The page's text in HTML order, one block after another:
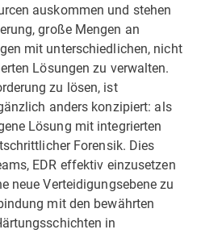
auskommen und stehen
große Mengen an
mit unterschiedlichen, nicht
Lösungen zu verwalten.
zu lösen, ist
anders konzipiert: als
Lösung mit integrierten
Forensik. Dies
EDR effektiv einzusetzen
neue Verteidigungsebene zu
mit den bewährten
in